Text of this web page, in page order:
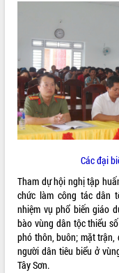
THÔNG TIN CHỈ ĐẠO ĐIỀU HÀNH
HỆ THỐNG VĂN BẢN
VĂN BẢN HĐND TỈNH
ĐIỂM TIN VĂN BẢN
QUY HOẠCH - KẾ HOẠCH
Các đại
Tham dự hội nghị tập
chức làm công tác dân
nhiệm vụ phổ biến giáo
bào vùng dân tộc thiểu
phó thôn, buôn; mặt
người dân tiêu biểu ở
Tây Sơn.